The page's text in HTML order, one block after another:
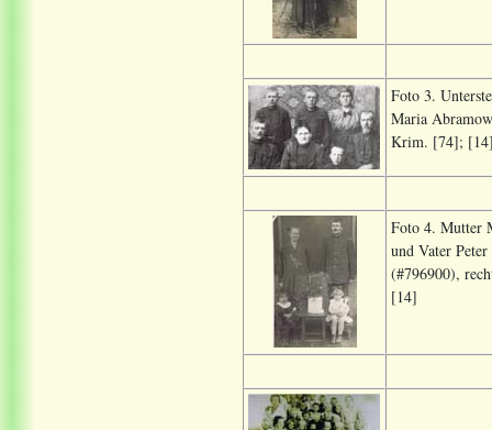
Foto 3.
Maria
Krim. [74];
Foto 4. Mutter
und Vater
(#796900),
[14]